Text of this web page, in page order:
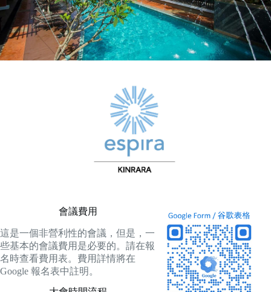
會議費用
這是一個非營利性的會議，但是，一
些基本的會議費用是必要的。請在報
名時查看費用表。費用詳情將在
Google 報名表中註明。